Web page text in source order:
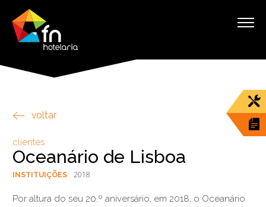
voltar
clientes
Oceanário de Lisboa
INSTITUIÇÕES 2018
Por altura do seu 20.º aniversário, em 2018, o Oceanário